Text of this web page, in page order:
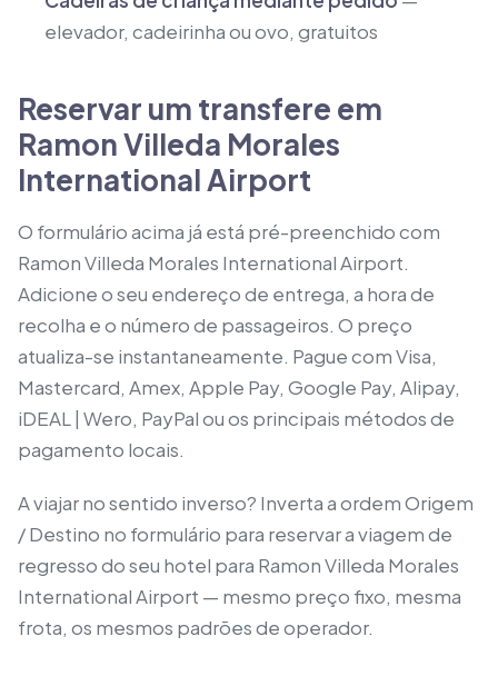
elevador, cadeirinha ou ovo, gratuitos
Reservar um transfere em
Ramon Villeda Morales
International Airport
O formulário acima já está pré-preenchido com
Ramon Villeda Morales International Airport.
Adicione o seu endereço de entrega, a hora de
recolha e o número de passageiros. O preço
atualiza-se instantaneamente. Pague com Visa,
Mastercard, Amex, Apple Pay, Google Pay, Alipay,
iDEAL | Wero, PayPal ou os principais métodos de
pagamento locais.
A viajar no sentido inverso? Inverta a ordem Origem
/ Destino no formulário para reservar a viagem de
regresso do seu hotel para Ramon Villeda Morales
International Airport — mesmo preço fixo, mesma
frota, os mesmos padrões de operador.